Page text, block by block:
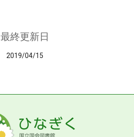
最終更新日
2019/04/15